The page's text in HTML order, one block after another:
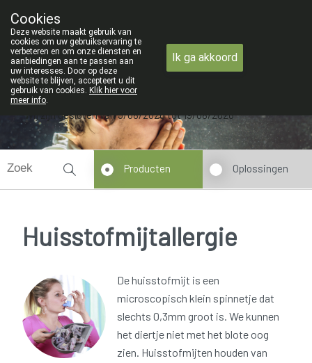
09 228 32 36
Wij zijn gesloten van 3/08/2026 tot 19/08/2026
Producten Oplossingen
Huisstofmijtallergie
De huisstofmijt is een
microscopisch klein spinnetje dat
slechts 0,3mm groot is. We kunnen
het diertje niet met het blote oog
zien. Huisstofmijten houden van
Cookies
Deze website maakt gebruik van
cookies om uw gebruikservaring te
verbeteren en om onze diensten en
aanbiedingen aan te passen aan
uw interesses. Door op deze
website te blijven, accepteert u dit
gebruik van cookies. Klik hier voor
meer info.
Ik ga akkoord